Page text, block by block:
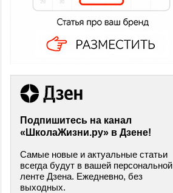
Подпишитесь на канал
«ШколаЖизни.ру» в Дзене!
Самые новые и актуальные статьи
всегда будут в вашей персональной
ленте Дзена. Ежедневно, без
выходных.